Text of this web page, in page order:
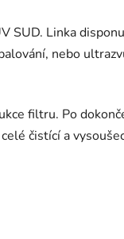
SUD. Linka
nebo
filtru. Po
čistící a